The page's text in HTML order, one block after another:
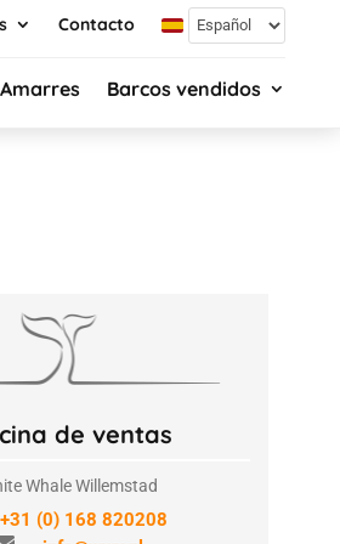
Contacto
Amarres Barcos vendidos
de ventas
Whale Willemstad
+31 (0) 168 820208